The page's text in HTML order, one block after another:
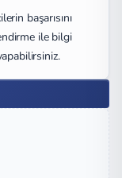
başarısını
ile bilgi